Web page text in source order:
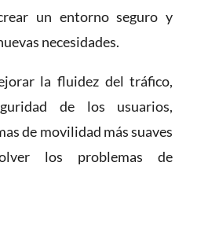
un entorno seguro y
necesidades.
la fluidez del tráfico,
de los usuarios,
de movilidad más suaves
los problemas de